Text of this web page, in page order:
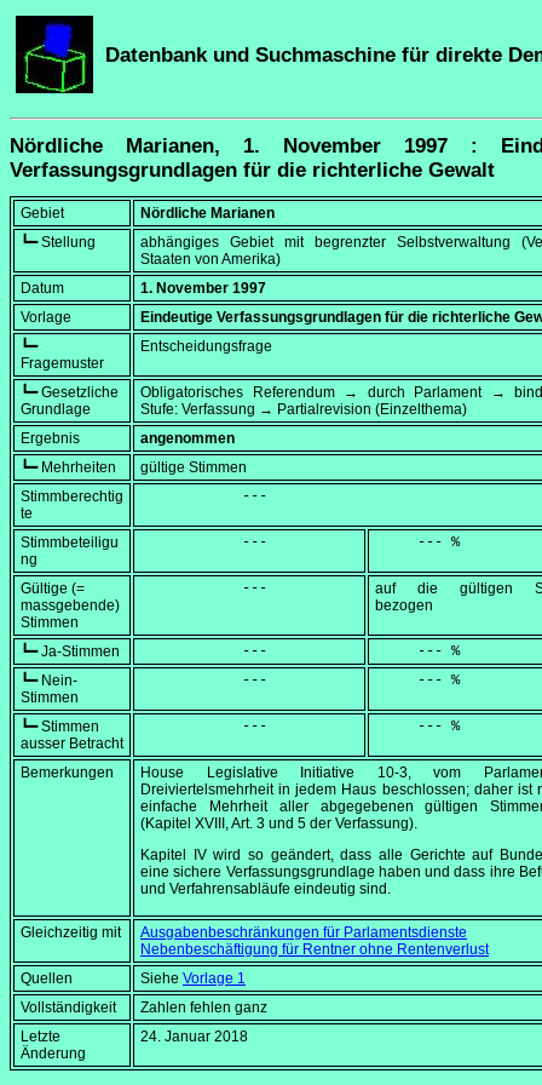
Datenbank und Suchmaschine für direkte
Nördliche Marianen, 1. November 1997 :
Verfassungsgrundlagen für die richterliche Gewalt
Gebiet
Nördliche Marianen
┗━ Stellung
abhängiges Gebiet mit begrenzter Selbstverwaltung
Staaten von Amerika)
Datum
1. November 1997
Vorlage
Eindeutige Verfassungsgrundlagen für die richterliche
┗━
Fragemuster
Entscheidungsfrage
┗━ Gesetzliche
Grundlage
Obligatorisches Referendum → durch Parlament →
Stufe: Verfassung → Partialrevision (Einzelthema)
Ergebnis
angenommen
┗━ Mehrheiten
gültige Stimmen
Stimmberechtig
te
            ---
Stimmbeteiligu
ng
            ---
     --- %
Gültige (=
massgebende)
Stimmen
            ---
auf die gültigen
bezogen
┗━ Ja-Stimmen
            ---
     --- %
┗━ Nein-
Stimmen
            ---
     --- %
┗━ Stimmen
ausser Betracht
            ---
     --- %
Bemerkungen
House Legislative Initiative 10-3, vom
Dreiviertelsmehrheit in jedem Haus beschlossen; daher ist
einfache Mehrheit aller abgegebenen gültigen
(Kapitel XVIII, Art. 3 und 5 der Verfassung).
Kapitel IV wird so geändert, dass alle Gerichte auf
eine sichere Verfassungsgrundlage haben und dass ihre
und Verfahrensabläufe eindeutig sind.
Gleichzeitig mit
Ausgabenbeschränkungen für Parlamentsdienste
Nebenbeschäftigung für Rentner ohne Rentenverlust
Quellen
Siehe Vorlage 1
Vollständigkeit
Zahlen fehlen ganz
Letzte
Änderung
24. Januar 2018